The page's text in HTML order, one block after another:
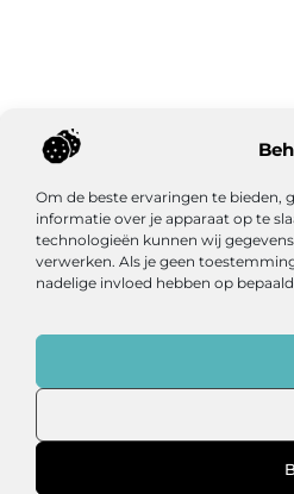
Om de beste ervaringen te bieden,
informatie over je apparaat op te
technologieën kunnen wij
verwerken. Als je geen
nadelige invloed hebben op